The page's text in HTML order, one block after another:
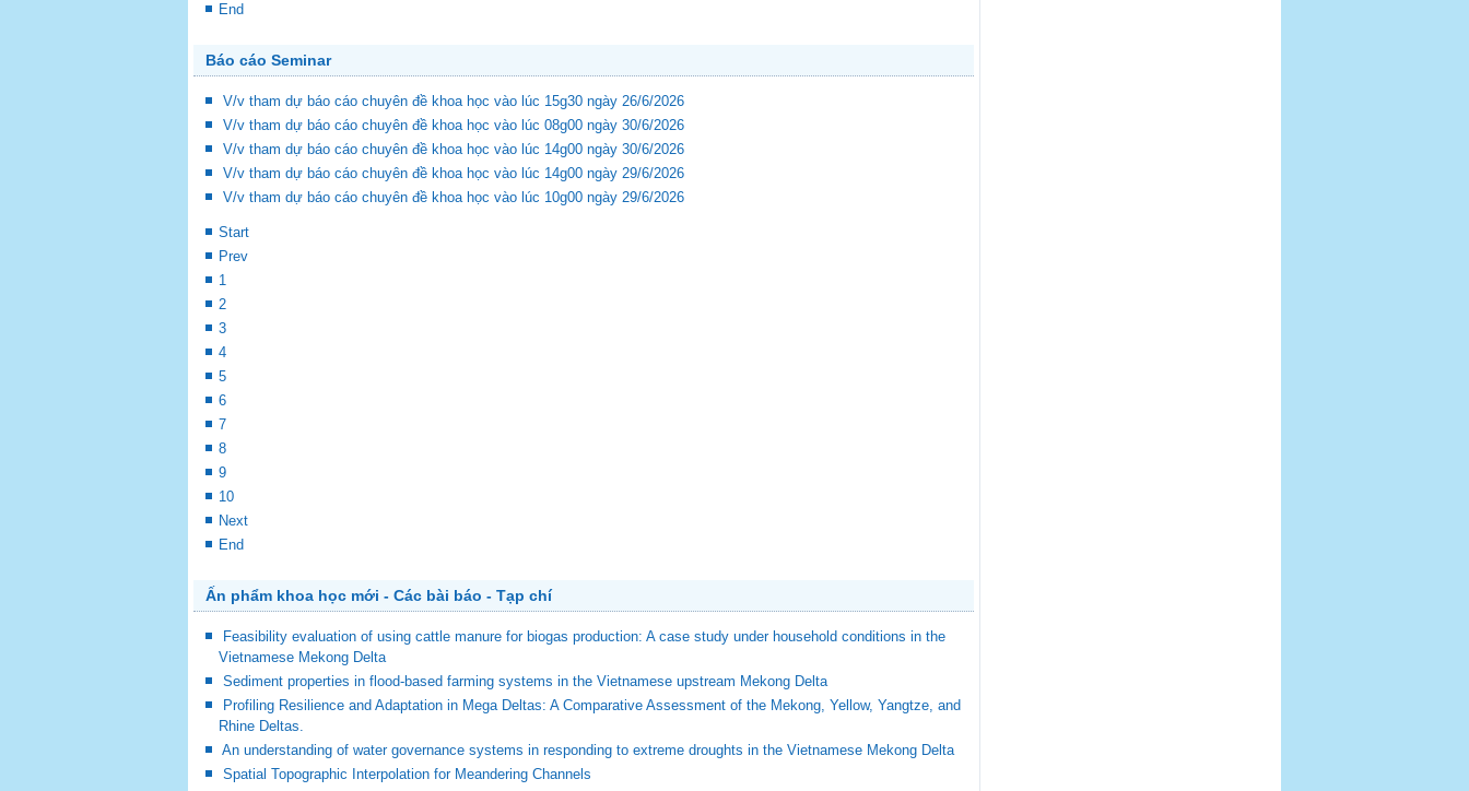
End
Báo cáo Seminar
V/v tham dự báo cáo chuyên đề khoa học vào lúc 15g30 ngày 26/6/2026
V/v tham dự báo cáo chuyên đề khoa học vào lúc 08g00 ngày 30/6/2026
V/v tham dự báo cáo chuyên đề khoa học vào lúc 14g00 ngày 30/6/2026
V/v tham dự báo cáo chuyên đề khoa học vào lúc 14g00 ngày 29/6/2026
V/v tham dự báo cáo chuyên đề khoa học vào lúc 10g00 ngày 29/6/2026
Start
Prev
1
2
3
4
5
6
7
8
9
10
Next
End
Ấn phẩm khoa học mới - Các bài báo - Tạp chí
Feasibility evaluation of using cattle manure for biogas production: A case study under household conditions in the
Vietnamese Mekong Delta
Sediment properties in flood-based farming systems in the Vietnamese upstream Mekong Delta
Profiling Resilience and Adaptation in Mega Deltas: A Comparative Assessment of the Mekong, Yellow, Yangtze, and
Rhine Deltas.
An understanding of water governance systems in responding to extreme droughts in the Vietnamese Mekong Delta
Spatial Topographic Interpolation for Meandering Channels